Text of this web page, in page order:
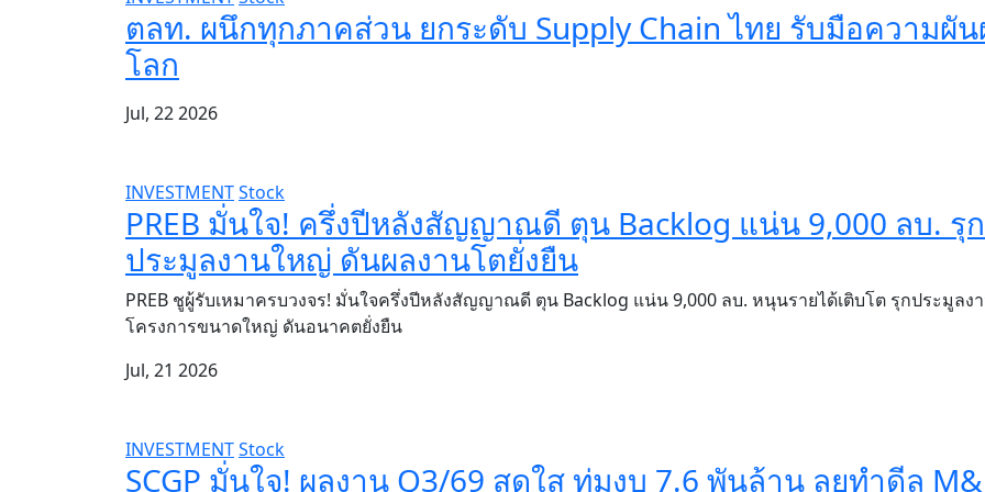
ตลท. ผนึกทุกภาคส่วน ยกระดับ Supply Chain ไทย รับมือความผั
โลก
Jul, 22 2026
INVESTMENTStock
PREB มั่นใจ! ครึ่งปีหลังสัญญาณดี ตุน Backlog แน่น 9,000 ลบ. รุก
ประมูลงานใหญ่ ดันผลงานโตยั่งยืน
PREB ชูผู้รับเหมาครบวงจร! มั่นใจครึ่งปีหลังสัญญาณดี ตุน Backlog แน่น 9,000 ลบ. หนุนรายได้เติบโต รุกประมูลง
โครงการขนาดใหญ่ ดันอนาคตยั่งยืน
Jul, 21 2026
INVESTMENTStock
SCGP มั่นใจ! ผลงาน Q3/69 สดใส ทุ่มงบ 7.6 พันล้าน ลุยทำดีล